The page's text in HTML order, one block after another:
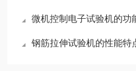
微机控制电子试验机的功
钢筋拉伸试验机的性能特